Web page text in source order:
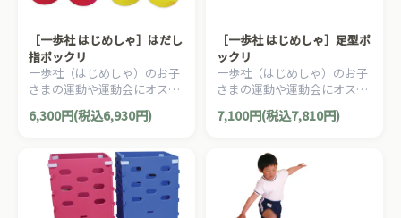
［一歩社 はじめしゃ］はだし
指ポックリ
一歩社（はじめしゃ）のお子
さまの運動や運動会にオスス
で安全性の高いEVAスポンジ
6,300円(税込6,930円)
［一歩社 はじめしゃ］足型ポ
ックリ
一歩社（はじめしゃ）のお子
さまの運動や運動会にオスス
で安全性の高いEVAスポンジ
7,100円(税込7,810円)